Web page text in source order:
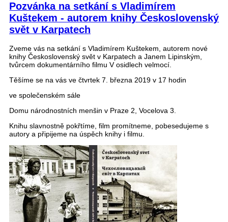
Pozvánka na setkání s Vladimírem
Kuštekem - autorem knihy Československý
svět v Karpatech
Zveme vás na setkání s Vladimírem Kuštekem, autorem nové
knihy Československý svět v Karpatech a Janem Lipinským,
tvůrcem dokumentárního filmu V osidlech velmocí.
Těšíme se na vás ve čtvrtek 7. března 2019 v 17 hodin
ve společenském sále
Domu národnostních menšin v Praze 2, Vocelova 3.
Knihu slavnostně pokřtíme, film promítneme, pobesedujeme s
autory a připijeme na úspěch knihy i filmu.